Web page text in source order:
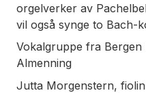
orgelverker av
vil også synge to Bach-
Vokalgruppe fra Bergen
Almenning
Jutta Morgenstern, fiolin